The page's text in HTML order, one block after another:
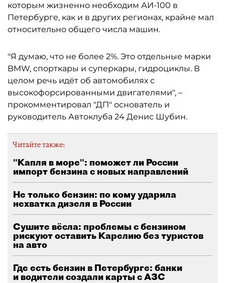
которым жизненно необходим АИ-100 в
Петербурге, как и в других регионах, крайне мал
относительно общего числа машин.
"Я думаю, что не более 2%. Это отдельные марки
BMW, спорткары и суперкары, гидроциклы. В
целом речь идёт об автомобилях с
высокофорсированными двигателями", –
прокомментировал "ДП" основатель и
руководитель Автоклуба 24 Денис Шубин.
Читайте также:
"Капля в море": поможет ли России
импорт бензина с новых направлений
Не только бензин: по кому ударила
нехватка дизеля в России
Сушите вёсла: проблемы с бензином
рискуют оставить Карелию без туристов
на авто
Где есть бензин в Петербурге: банки
и водители создали карты с АЗС